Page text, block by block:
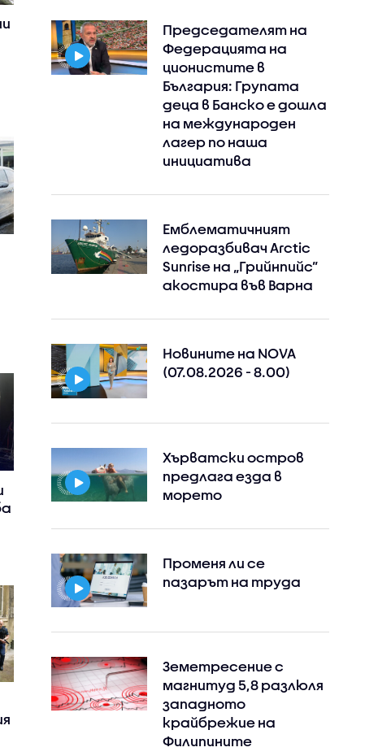
Председателят на
Федерацията на
ционистите в
България: Групата
деца в Банско е дошла
на международен
лагер по наша
инициатива
Емблематичният
ледоразбивач Arctic
Sunrise на „Грийнпийс”
акостира във Варна
Новините на NOVA
(07.08.2026 - 8.00)
Хърватски остров
предлага езда в
морето
Променя ли се
пазарът на труда
Земетресение с
магнитуд 5,8 разлюля
западното
крайбрежие на
Филипините